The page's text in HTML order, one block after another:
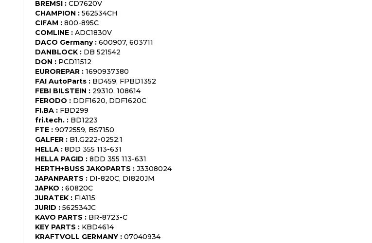
BREMSI : CD7620V
CHAMPION : 562534CH
CIFAM : 800-895C
COMLINE : ADC1830V
DACO Germany: 600907, 603711
DANBLOCK : DB 521542
DON : PCD11512
EUROREPAR : 1690937380
FAI AutoParts : BD459, FPBD1352
FEBI BILSTEIN : 29310, 108614
FERODO : DDF1620, DDF1620C
FI.BA : FBD299
fri.tech. : BD1223
FTE : 9072559, BS7150
GALFER : B1.G222-0252.1
HELLA : 8DD 355 113-631
HELLA PAGID : 8DD 355 113-631
HERTH+BUSS JAKOPARTS : J3308024
JAPANPARTS : DI-820C, DI820JM
JAPKO : 60820C
JURATEK : FIA115
JURID : 562534JC
KAVO PARTS : BR-8723-C
KEY PARTS : KBD4614
KRAFTVOLL GERMANY : 07040934